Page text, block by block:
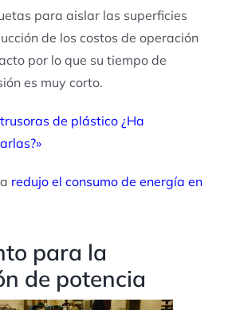
para aislar las superficies
de los costos de operación
por lo que su tiempo de
es muy corto.
de plástico ¿Ha
redujo el consumo de energía en
para la
de potencia